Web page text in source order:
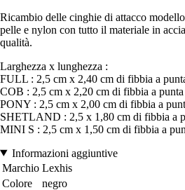
Ricambio delle cinghie di attacco
pelle e nylon con tutto il materiale in
qualità.
Larghezza x lunghezza :
FULL : 2,5 cm x 2,40 cm di fibbia a
COB : 2,5 cm x 2,20 cm di fibbia a punta
PONY : 2,5 cm x 2,00 cm di fibbia a
SHETLAND : 2,5 x 1,80 cm di fibbia a
MINI S : 2,5 cm x 1,50 cm di fibbia a
Informazioni aggiuntive
Marchio Lexhis
Colore
negro